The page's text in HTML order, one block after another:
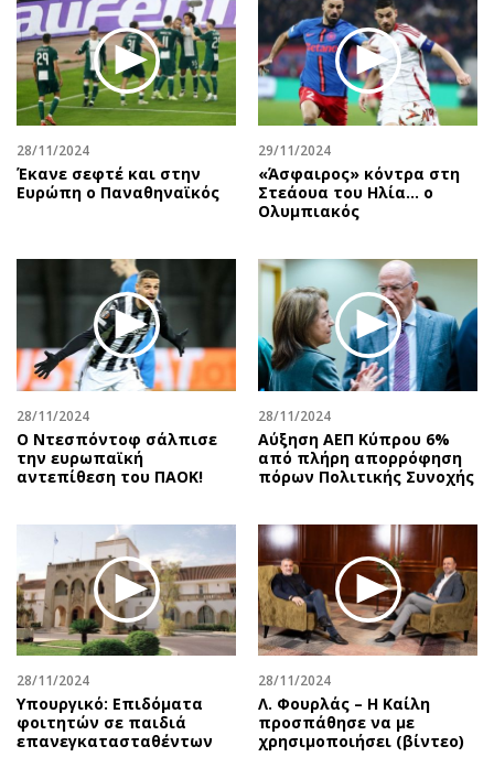
28/11/2024
Έκανε σεφτέ και στην
Ευρώπη ο Παναθηναϊκός
29/11/2024
«Άσφαιρος» κόντρα στη
Στεάουα του Ηλία... ο
Ολυμπιακός
28/11/2024
Ο Ντεσπόντοφ σάλπισε
την ευρωπαϊκή
αντεπίθεση του ΠΑΟΚ!
28/11/2024
Αύξηση ΑΕΠ Κύπρου 6%
από πλήρη απορρόφηση
πόρων Πολιτικής Συνοχής
28/11/2024
Υπουργικό: Επιδόματα
φοιτητών σε παιδιά
επανεγκατασταθέντων
28/11/2024
Λ. Φουρλάς – Η Καίλη
προσπάθησε να με
χρησιμοποιήσει (βίντεο)